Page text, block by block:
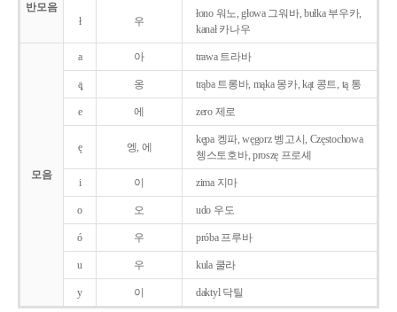
반모음
ł 우
łono 워노, głowa 그워바, bułka 부우카,
kanał 카나우
모음
a 아 trawa 트라바
ą̨ 옹 trąba 트롱바, mąka 몽카, kąt 콩트, tą 통
e 에 zero 제로
ę 엥, 에
kępa 켕파, węgorz 벵고시, Częstochowa
쳉스토호바, proszę 프로셰
i 이 zima 지마
o 오 udo 우도
ó 우 próba 프루바
u 우 kula 쿨라
y 이 daktyl 닥틸